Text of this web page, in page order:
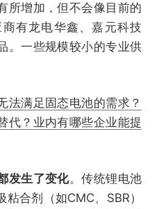
所增加，但不会像目前的
有龙电华鑫、嘉元科技
。一些规模较小的专业供
法满足固态电池的需求？
代？业内有哪些企业能提
发生了变化。传统锂电池
合剂（如CMC、SBR）